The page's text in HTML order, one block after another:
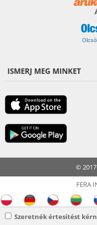
Szeretnék értesítést
ISMERJ MEG MINKET
©
FERA